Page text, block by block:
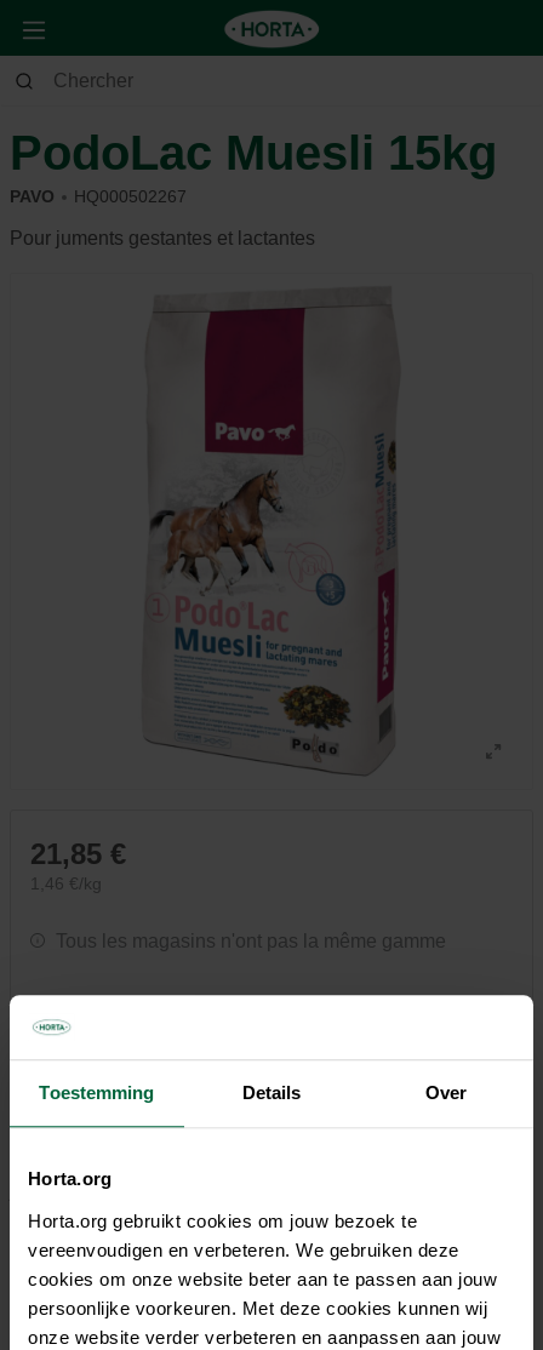
Toestemming Details Over
Horta.org
Horta.org gebruikt cookies om jouw bezoek te
vereenvoudigen en verbeteren. We gebruiken deze
cookies om onze website beter aan te passen aan jouw
persoonlijke voorkeuren. Met deze cookies kunnen wij
onze website verder verbeteren en aanpassen aan jouw
Animaux Cheval
PodoLac Muesli 15kg
PAVO HQ000502267
Pour juments gestantes et lactantes
21,85 €
1,46 €/kg
Tous les magasins n'ont pas la même gamme
Description
jument pendant la gestation et la lactation - et alors au même
temps le poulain
Mélange pour garder la jument en condition optimale
Favorise la lactation